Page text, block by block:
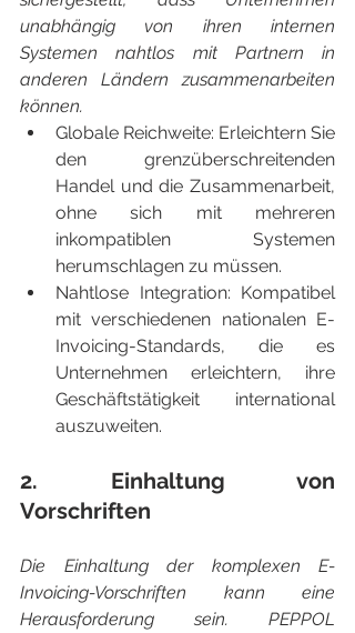
unabhängig von ihren internen
Systemen nahtlos mit Partnern in
anderen Ländern zusammenarbeiten
können.
Globale Reichweite: Erleichtern Sie
den grenzüberschreitenden
Handel und die Zusammenarbeit,
ohne sich mit mehreren
inkompatiblen Systemen
herumschlagen zu müssen.
Nahtlose Integration: Kompatibel
mit verschiedenen nationalen E-
Invoicing-Standards, die es
Unternehmen erleichtern, ihre
Geschäftstätigkeit international
auszuweiten.
2. Einhaltung von
Vorschriften
Die Einhaltung der komplexen E-
Invoicing-Vorschriften kann eine
Herausforderung sein. PEPPOL